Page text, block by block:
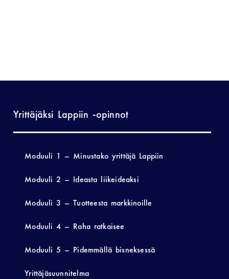
Yrittäjäksi Lappiin -opinnot
Moduuli 1 – Minustako yrittäjä Lappiin
Moduuli 2 – Ideasta liikeideaksi
Moduuli 3 – Tuotteesta markkinoille
Moduuli 4 – Raha ratkaisee
Moduuli 5 – Pidemmällä bisneksessä
Yrittäjäsuunnitelma